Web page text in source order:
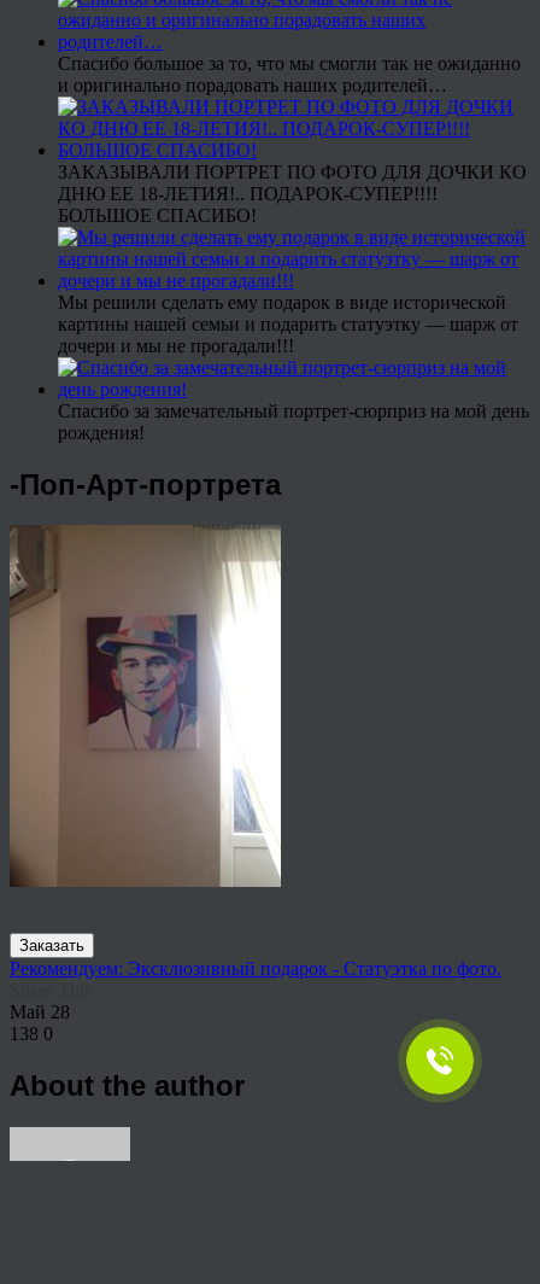
Спасибо большое за то, что мы смогли так не ожиданно
и оригинально порадовать наших родителей…
ЗАКАЗЫВАЛИ ПОРТРЕТ ПО ФОТО ДЛЯ ДОЧКИ КО
ДНЮ ЕЕ 18-ЛЕТИЯ!.. ПОДАРОК-СУПЕР!!!!
БОЛЬШОЕ СПАСИБО!
Мы решили сделать ему подарок в виде исторической
картины нашей семьи и подарить статуэтку — шарж от
дочери и мы не прогадали!!!
Спасибо за замечательный портрет-сюрприз на мой день
рождения!
-Поп-Арт-портрета
Заказать
Рекомендуем: Эксклюзивный подарок - Статуэтка по фото.
Май 28
138 0
About the author